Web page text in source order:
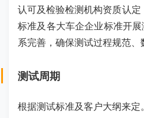
认可及检验检测机构资质认
标准及各大车企企业标准开
系完善，确保测试过程规范、
测试周期
根据测试标准及客户大纲来定。